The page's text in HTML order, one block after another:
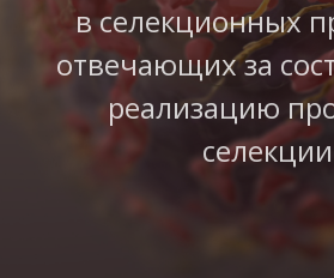
в селекционных
отвечающих за
реализацию
селекции